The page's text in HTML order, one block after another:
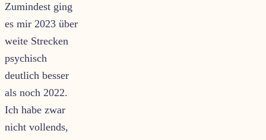
Zumindest ging
es mir 2023 über
weite Strecken
psychisch
deutlich besser
als noch 2022.
Ich habe zwar
nicht vollends,